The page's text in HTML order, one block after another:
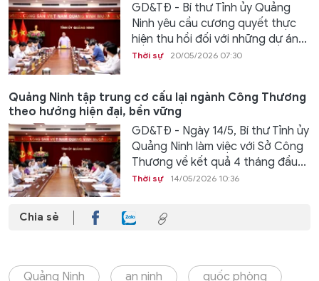
GD&TĐ - Bí thư Tỉnh ủy Quảng
Ninh yêu cầu cương quyết thực
hiện thu hồi đối với những dự án...
Thời sự 20/05/2026 07:30
Quảng Ninh tập trung cơ cấu lại ngành Công Thương
theo hướng hiện đại, bền vững
GD&TĐ - Ngày 14/5, Bí thư Tỉnh ủy
Quảng Ninh làm việc với Sở Công
Thương về kết quả 4 tháng đầu...
Thời sự 14/05/2026 10:36
Chia sẻ
Quảng Ninh an ninh quốc phòng